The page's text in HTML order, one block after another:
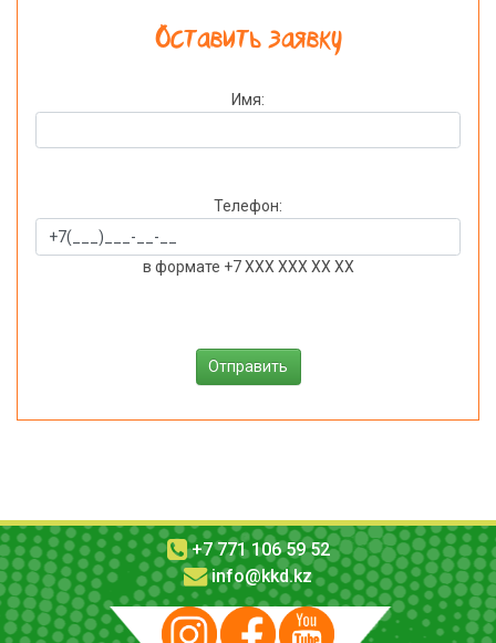
Оставить заявку
Имя:
Телефон:
в формате +7 XXX XXX XX XX
+7 771 106 59 52
info@kkd.kz